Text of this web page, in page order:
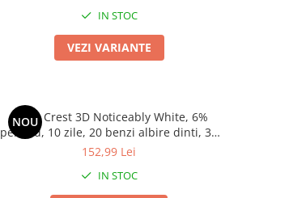
IN STOC
VEZI VARIANTE
NOU
Benzi Crest 3D Noticeably White, 6%
peroxid, 10 zile, 20 benzi albire dinti, 30
min
152,99 Lei
IN STOC